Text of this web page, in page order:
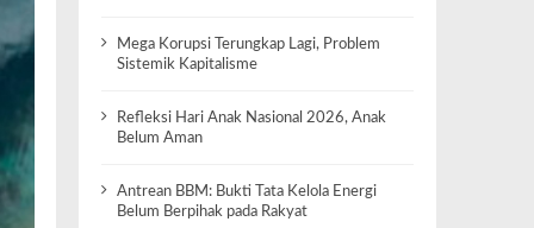
Mega Korupsi Terungkap Lagi, Problem
Sistemik Kapitalisme
Refleksi Hari Anak Nasional 2026, Anak
Belum Aman
Antrean BBM: Bukti Tata Kelola Energi
Belum Berpihak pada Rakyat